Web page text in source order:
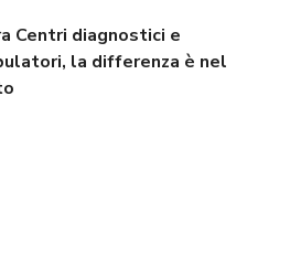
Centri diagnostici e
la differenza è nel